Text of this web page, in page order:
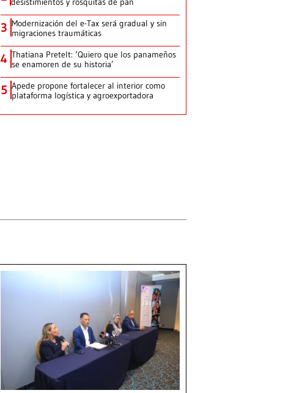
3 Modernización del e-Tax será gradual y sin
migraciones traumáticas
4 Thatiana Pretelt: ‘Quiero que los panameños
se enamoren de su historia’
5 Apede propone fortalecer al interior como
plataforma logística y agroexportadora